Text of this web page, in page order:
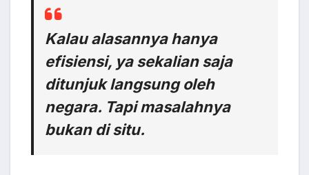
Kalau alasannya hanya
efisiensi, ya sekalian saja
ditunjuk langsung oleh
negara. Tapi masalahnya
bukan di situ.